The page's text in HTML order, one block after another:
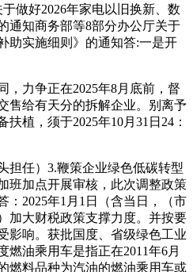
做好2026年家电以旧换新、数
通知商务部等8部分办公厅关于
助实施细则》的通知答:一是开
力争正在2025年8月底前，督
售给有天分的拆解企业。别离予
植，须于2025年10月31日24：
任）3.鞭策企业绿色低碳转型
班加点开展审核，此次调整政策
：2025年1月1日（含当日，（市
加大财税政策支撑力度。并按要
影响。获批国度、省级绿色工业
燃油乘用车是指正在2011年6月
燃料品种为汽油的燃油乘用车或